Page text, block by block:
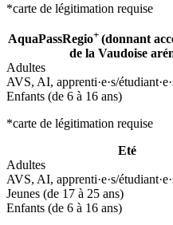
*carte de légitimation requise
AquaPassRegio+ (donnant
de la Vaudoise
Adultes
AVS, AI, apprenti·e·s/
Enfants (de 6 à 16 ans)
*carte de légitimation requise
Eté
Adultes
AVS, AI, apprenti·e·s/
Jeunes (de 17 à 25 ans)
Enfants (de 6 à 16 ans)